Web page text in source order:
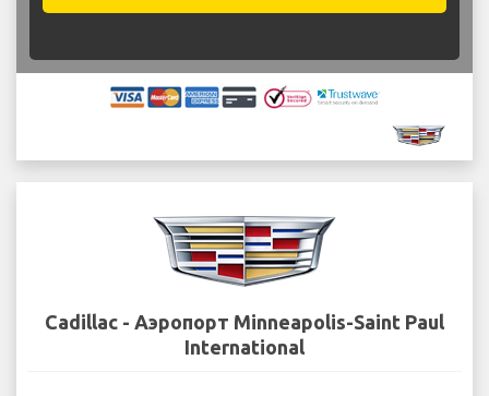
Cadillac - Аэропорт Minneapolis-Saint Paul
International